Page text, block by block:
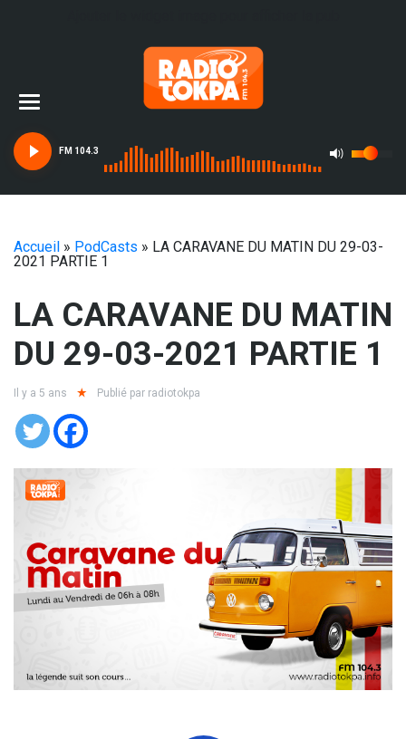
FM 104.3
Accueil » PodCasts » LA CARAVANE DU MATIN DU 29-03-
2021 PARTIE 1
LA CARAVANE DU MATIN
DU 29-03-2021 PARTIE 1
Il y a 5 ans Publié par radiotokpa